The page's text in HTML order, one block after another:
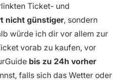
Ticket- und
nicht günstiger, sondern
würde ich dir vor allem zur
vorab zu kaufen, vor
bis zu 24h vorher
falls sich das Wetter oder